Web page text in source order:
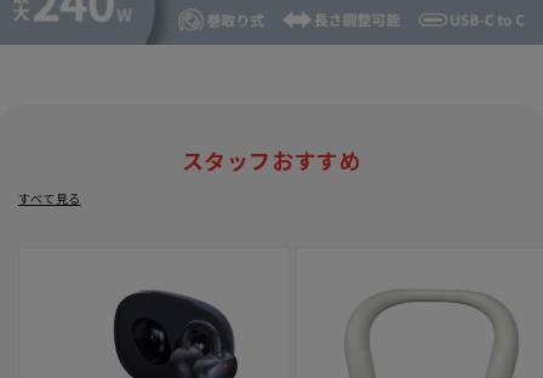
スタッフおすすめ
すべて見る